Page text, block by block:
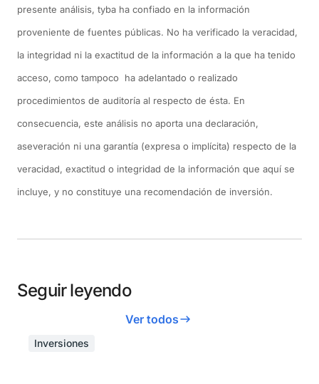
presente análisis, tyba ha confiado en la información
proveniente de fuentes públicas. No ha verificado la veracidad,
la integridad ni la exactitud de la información a la que ha tenido
acceso, como tampoco ha adelantado o realizado
procedimientos de auditoría al respecto de ésta. En
consecuencia, este análisis no aporta una declaración,
aseveración ni una garantía (expresa o implícita) respecto de la
veracidad, exactitud o integridad de la información que aquí se
incluye, y no constituye una recomendación de inversión.
Seguir leyendo
Ver todos
Inversiones